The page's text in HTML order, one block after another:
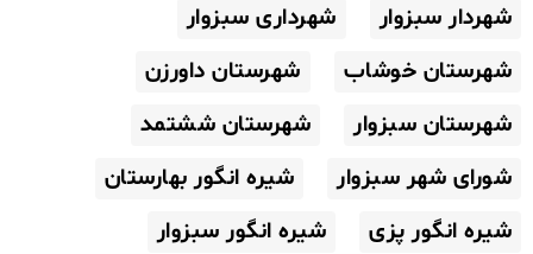
شهردار سبزوار
شهرداری سبزوار
شهرستان خوشاب
شهرستان داورزن
شهرستان سبزوار
شهرستان ششتمد
شورای شهر سبزوار
شیره انگور بهارستان
شیره انگور پزی
شیره انگور سبزوار